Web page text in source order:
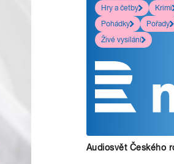
Hry a četby
Krimi
Pohádky
Pořady
Živé vysílání
Audiosvět Českého